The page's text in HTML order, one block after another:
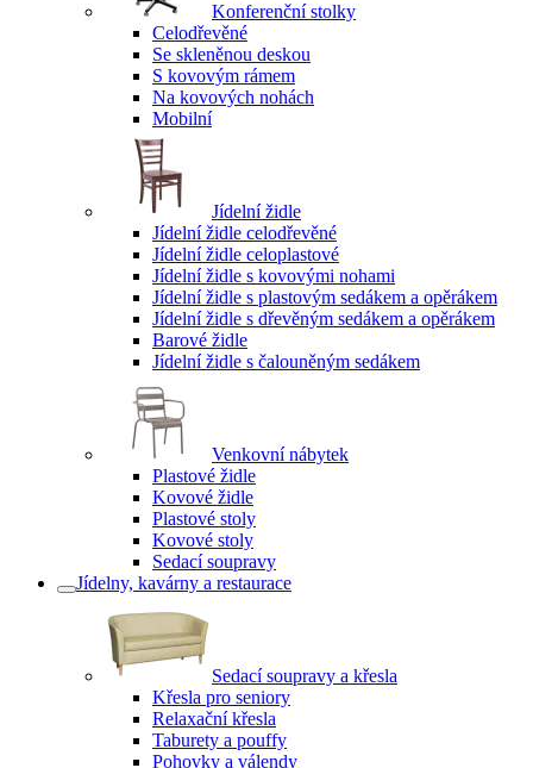
Konferenční stolky
Celodřevěné
Se skleněnou deskou
S kovovým rámem
Na kovových nohách
Mobilní
Jídelní židle
Jídelní židle celodřevěné
Jídelní židle celoplastové
Jídelní židle s kovovými nohami
Jídelní židle s plastovým sedákem a opěrákem
Jídelní židle s dřevěným sedákem a opěrákem
Barové židle
Jídelní židle s čalouněným sedákem
Venkovní nábytek
Plastové židle
Kovové židle
Plastové stoly
Kovové stoly
Sedací soupravy
Jídelny, kavárny a restaurace
Sedací soupravy a křesla
Křesla pro seniory
Relaxační křesla
Taburety a pouffy
Pohovky a válendy